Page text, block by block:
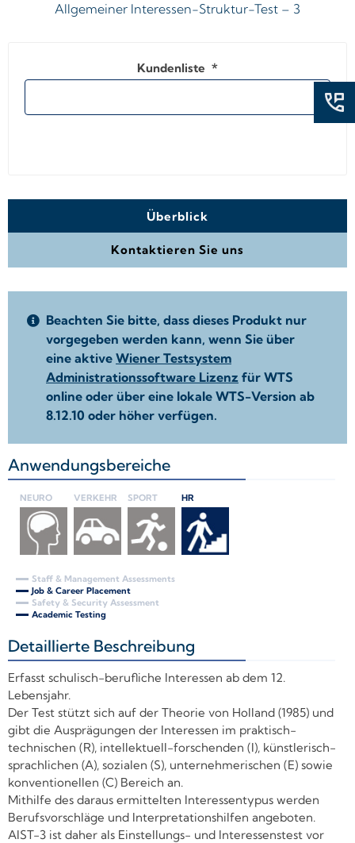
Allgemeiner Interessen-Struktur-Test – 3
Kundenliste *
Überblick
Kontaktieren Sie uns
Beachten Sie bitte, dass dieses Produkt nur
vorgegeben werden kann, wenn Sie über
eine aktive Wiener Testsystem
Administrationssoftware Lizenz für WTS
online oder über eine lokale WTS-Version ab
8.12.10 oder höher verfügen.
Anwendungsbereiche
NEURO VERKEHR SPORT HR
Staff & Management Assessments
Job & Career Placement
Safety & Security Assessment
Academic Testing
Detaillierte Beschreibung
Erfasst schulisch-berufliche Interessen ab dem 12.
Lebensjahr.
Der Test stützt sich auf der Theorie von Holland (1985) und
gibt die Ausprägungen der Interessen im praktisch-
technischen (R), intellektuell-forschenden (I), künstlerisch-
sprachlichen (A), sozialen (S), unternehmerischen (E) sowie
konventionellen (C) Bereich an.
Mithilfe des daraus ermittelten Interessentypus werden
Berufsvorschläge und Interpretationshilfen angeboten.
AIST-3 ist daher als Einstellungs- und Interessenstest vor